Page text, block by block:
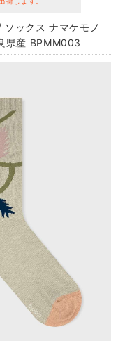
ックス ナマケモノ
県産 BPMM003